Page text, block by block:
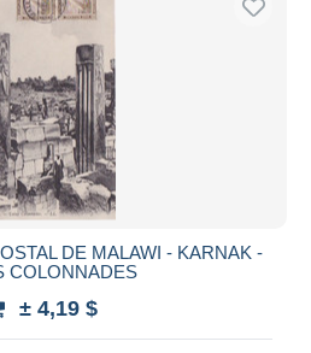
DE MALAWI - KARNAK -
COLONNADES
± 4,19 $